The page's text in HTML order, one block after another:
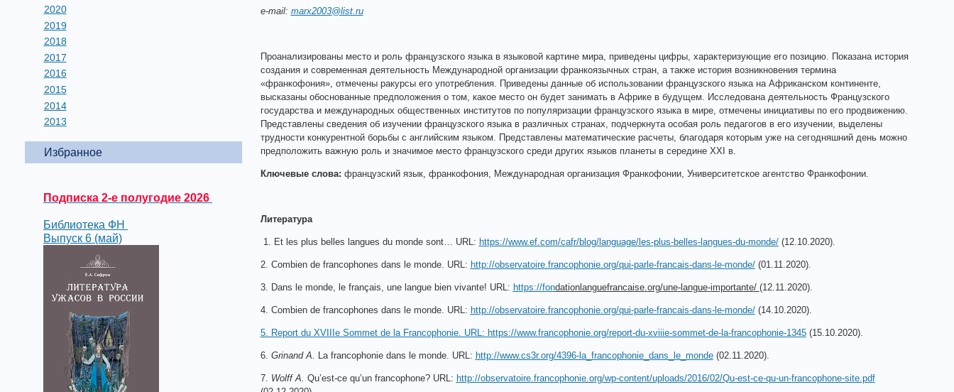
2020
2019
2018
2017
2016
2015
2014
2013
Избранное
Подписка 2-е полугодие 2026
Библиотека ФН
Выпуск 6 (май)
e-mail: marx2003@list.ru
Проанализированы место и роль французского языка в языковой картине мира, приведены цифры, характеризующие его позицию. Показана история
создания и современная деятельность Международной организации франкоязычных стран, а также история возникновения термина
«франкофония», отмечены ракурсы его употребления. Приведены данные об использовании французского языка на Африканском континенте,
высказаны обоснованные предположения о том, какое место он будет занимать в Африке в будущем. Исследована деятельность Французского
государства и международных общественных институтов по популяризации французского языка в мире, отмечены инициативы по его продвижению.
Представлены сведения об изучении французского языка в различных странах, подчеркнута особая роль педагогов в его изучении, выделены
трудности конкурентной борьбы с английским языком. Представлены математические расчеты, благодаря которым уже на сегодняшний день можно
предположить важную роль и значимое место французского среди других языков планеты в середине XXI в.
Ключевые слова: французский язык, франкофония, Международная организация Франкофонии, Университетское агентство Франкофонии.
Литература
1. Et les plus belles langues du monde sont… URL: https://www.ef.com/cafr/blog/language/les-plus-belles-langues-du-monde/(12.10.2020).
2. Combien de francophones dans le monde. URL: http://observatoire.francophonie.org/qui-parle-francais-dans-le-monde/(01.11.2020).
3. Dans le monde, le français, une langue bien vivante! URL: https://fondationlanguefrancaise.org/une-langue-importante/ (12.11.2020).
4. Combien de francophones dans le monde. URL: http://observatoire.francophonie.org/qui-parle-francais-dans-le-monde/(14.10.2020).
5. Report du XVIIIe Sommet de la Francophonie. URL: https://www.francophonie.org/report-du-xviiie-sommet-de-la-francophonie-1345(15.10.2020).
6. Grinand A. La francophonie dans le monde. URL: http://www.cs3r.org/4396-la_francophonie_dans_le_monde(02.11.2020).
7. Wolff А. Qu’est-ce qu’un francophone? URL: http://observatoire.francophonie.org/wp-content/uploads/2016/02/Qu-est-ce-qu-un-francophone-site.pdf